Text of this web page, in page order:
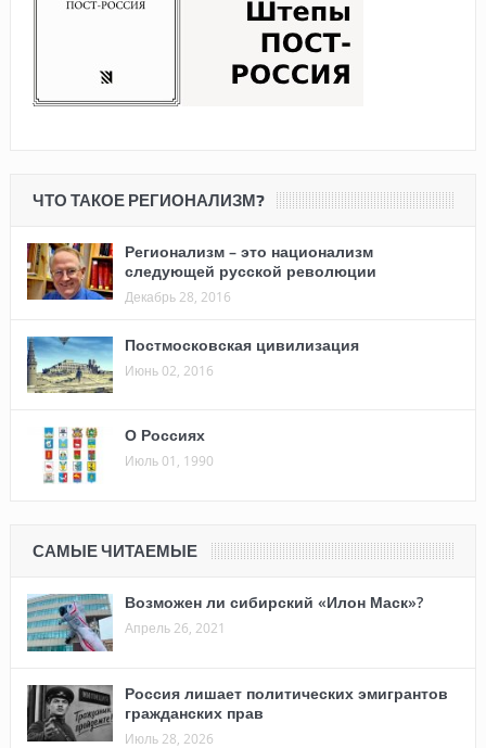
ЧТО ТАКОЕ РЕГИОНАЛИЗМ?
Регионализм – это национализм
следующей русской революции
Декабрь 28, 2016
Постмосковская цивилизация
Июнь 02, 2016
О Россиях
Июль 01, 1990
САМЫЕ ЧИТАЕМЫЕ
Возможен ли сибирский «Илон Маск»?
Апрель 26, 2021
Россия лишает политических эмигрантов
гражданских прав
Июль 28, 2026